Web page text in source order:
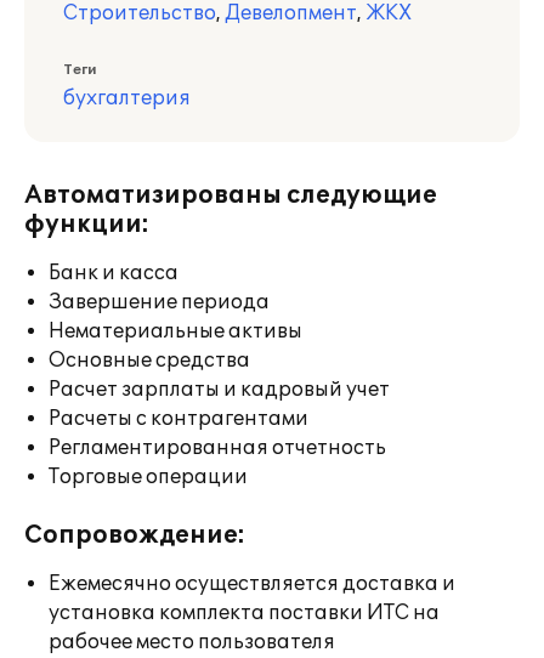
Строительство, Девелопмент, ЖКХ
Теги
бухгалтерия
Автоматизированы следующие
функции:
Банк и касса
Завершение периода
Нематериальные активы
Основные средства
Расчет зарплаты и кадровый учет
Расчеты с контрагентами
Регламентированная отчетность
Торговые операции
Сопровождение:
Ежемесячно осуществляется доставка и
установка комплекта поставки ИТС на
рабочее место пользователя